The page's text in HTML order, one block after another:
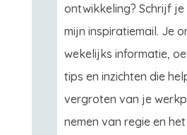
ontwikkeling? Schrijf
mijn inspiratiemail. Je
wekelijks informatie,
tips en inzichten die
vergroten van je
nemen van regie en